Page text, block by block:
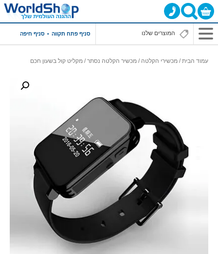
סניף פתח תקווה סניף חיפה
עמוד הבית/ מכשירי הקלטה / מכשיר הקלטה נסתר/ מקליט קול בשעון חכם